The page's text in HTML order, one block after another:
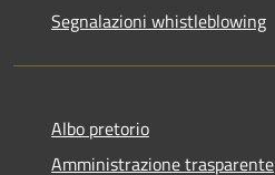
Segnalazioni whistleblowing
Albo pretorio
Amministrazione trasparente